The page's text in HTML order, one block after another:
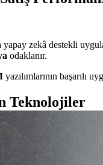
yapay zekâ destekli
odaklanır.
yazılımlarının başarılı
Teknolojiler